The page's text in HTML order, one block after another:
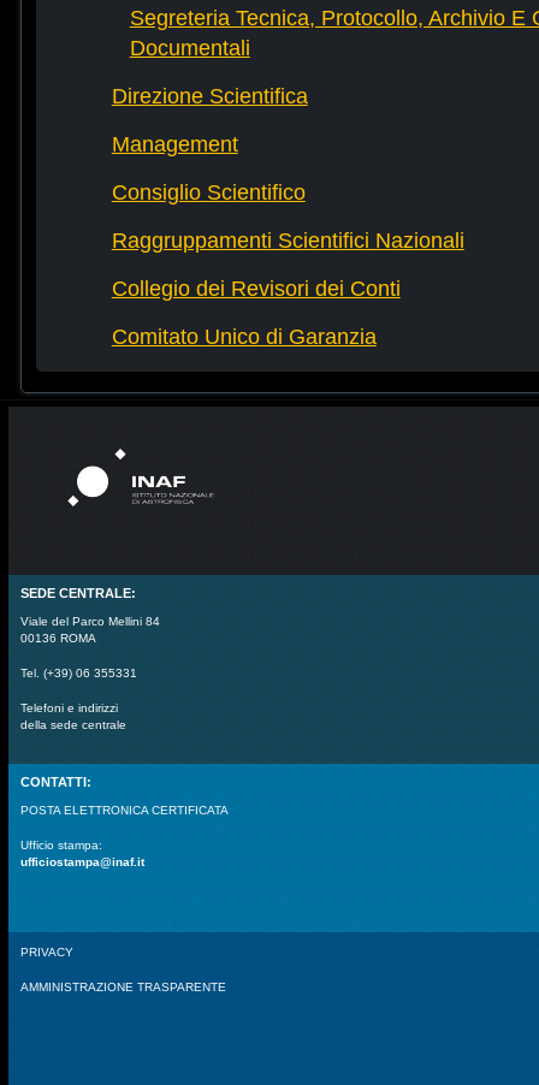
Segreteria Tecnica, Protocollo, Archivio E
Documentali
Direzione Scientifica
Management
Consiglio Scientifico
Raggruppamenti Scientifici Nazionali
Collegio dei Revisori dei Conti
Comitato Unico di Garanzia
SEDE CENTRALE:
Viale del Parco Mellini 84
00136 ROMA
Tel. (+39) 06 355331
Telefoni e indirizzi
della sede centrale
CONTATTI:
POSTA ELETTRONICA CERTIFICATA
Ufficio stampa:
ufficiostampa@inaf.it
PRIVACY
AMMINISTRAZIONE TRASPARENTE